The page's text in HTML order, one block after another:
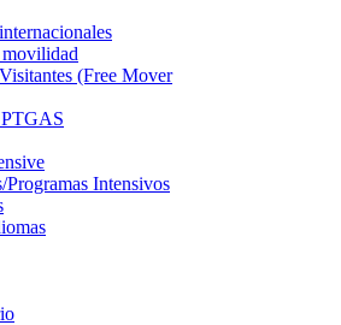
(Free Mover
PTGAS
Programas Intensivos